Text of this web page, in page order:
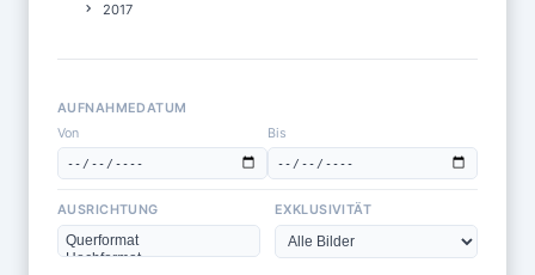
2017
AUFNAHMEDATUM
Von
Bis
AUSRICHTUNG EXKLUSIVITÄT